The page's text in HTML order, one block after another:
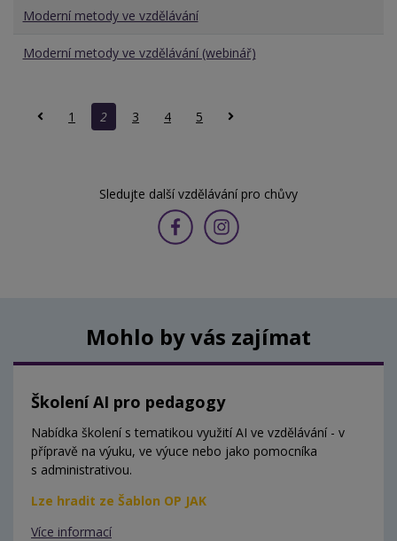
Moderní metody ve vzdělávání
Moderní metody ve vzdělávání (webinář)
1 2 3 4 5
Sledujte další vzdělávání pro chůvy
Mohlo by vás zajímat
Školení AI pro pedagogy
Nabídka školení s tematikou využití AI ve vzdělávání - v
přípravě na výuku, ve výuce nebo jako pomocníka
s administrativou.
Lze hradit ze Šablon OP JAK
Více informací